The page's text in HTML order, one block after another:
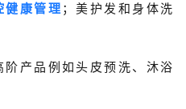
健康管理 ； 美护发和身体洗
产品例如头皮预洗、沐浴